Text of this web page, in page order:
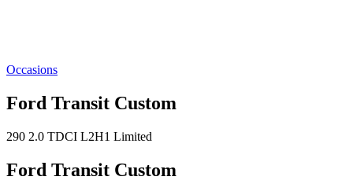
Occasions
Ford Transit Custom
290 2.0 TDCI L2H1 Limited
Ford Transit Custom